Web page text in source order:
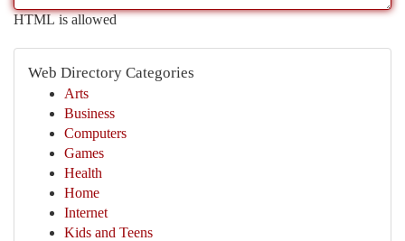
HTML is allowed
Web Directory Categories
Arts
Business
Computers
Games
Health
Home
Internet
Kids and Teens